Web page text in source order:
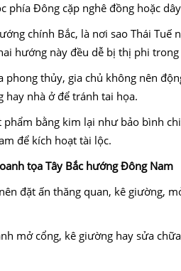
phía Đông cặp nghê đồng hoặc
chính Bắc, là nơi sao Thái Tuế
hướng này đều dễ bị thị phi trong
phong thủy, gia chủ không nên
hay nhà ở để tránh tai họa.
bằng kim lại như bảo bình
để kích hoạt tài lộc.
tọa Tây Bắc hướng Đông Nam
đặt ấn thăng quan, kê giường,
mở cổng, kê giường hay sửa